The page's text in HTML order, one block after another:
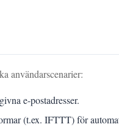
användarscenarier:
e-postadresser.
(t.ex. IFTTT) för